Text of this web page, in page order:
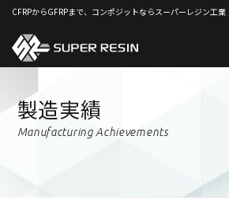
CFRPからGFRPまで、コンポジットならスーパーレジン工業
製造実績
Manufacturing Achievements